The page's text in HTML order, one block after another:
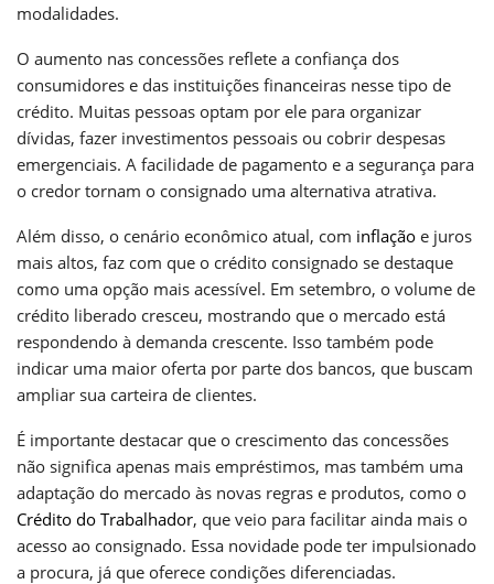
modalidades.
O aumento nas concessões reflete a confiança dos
consumidores e das instituições financeiras nesse tipo de
crédito. Muitas pessoas optam por ele para organizar
dívidas, fazer investimentos pessoais ou cobrir despesas
emergenciais. A facilidade de pagamento e a segurança para
o credor tornam o consignado uma alternativa atrativa.
Além disso, o cenário econômico atual, com inflação e juros
mais altos, faz com que o crédito consignado se destaque
como uma opção mais acessível. Em setembro, o volume de
crédito liberado cresceu, mostrando que o mercado está
respondendo à demanda crescente. Isso também pode
indicar uma maior oferta por parte dos bancos, que buscam
ampliar sua carteira de clientes.
É importante destacar que o crescimento das concessões
não significa apenas mais empréstimos, mas também uma
adaptação do mercado às novas regras e produtos, como o
Crédito do Trabalhador, que veio para facilitar ainda mais o
acesso ao consignado. Essa novidade pode ter impulsionado
a procura, já que oferece condições diferenciadas.